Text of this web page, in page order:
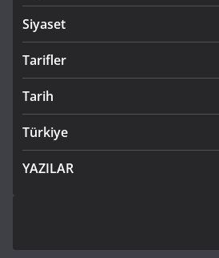
Siyaset
Tarifler
Tarih
Türkiye
YAZILAR